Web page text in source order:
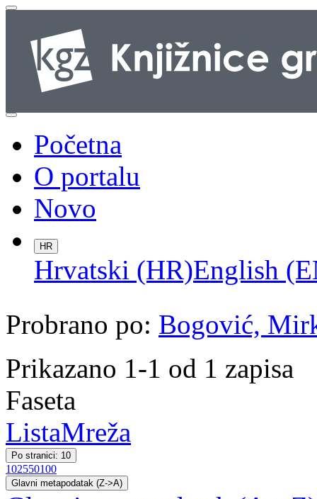
Početna
O portalu
Novo
HR
Hrvatski (HR)English
Probrano po: Bogović,
Prikazano 1-1 od 1 zapisa
Faseta
ListaMreža
Po stranici: 10
102550100
Glavni metapodatak (Z->A)